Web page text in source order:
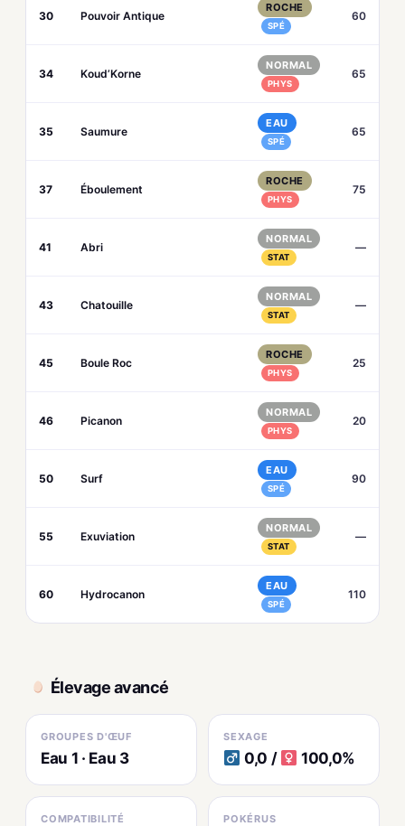
30 Pouvoir Antique
ROCHE
SPÉ
60
34 Koud’Korne
NORMAL
PHYS
65
35 Saumure
EAU
SPÉ
65
37 Éboulement
ROCHE
PHYS
75
41 Abri
NORMAL
STAT
—
43 Chatouille
NORMAL
STAT
—
45 Boule Roc
ROCHE
PHYS
25
46 Picanon
NORMAL
PHYS
20
50 Surf
EAU
SPÉ
90
55 Exuviation
NORMAL
STAT
—
60 Hydrocanon
EAU
SPÉ
110
Élevage avancé
GROUPES D'ŒUF
Eau 1 · Eau 3
SEXAGE
0,0 / 100,0%
COMPATIBILITÉ
POKÉRUS